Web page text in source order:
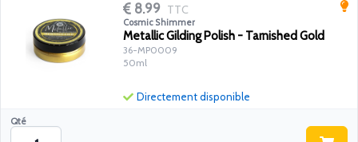
8.99 TTC
Cosmic Shimmer
Metallic Gilding Polish - Tarnished Gold
36-MP0009
50ml
Qté
Directement disponible